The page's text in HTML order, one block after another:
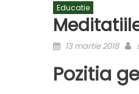
Educatie
Posted
13 martie 2018
Pozitia